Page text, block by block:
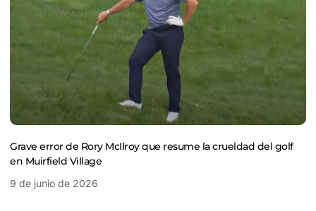
Grave error de Rory McIlroy que resume la crueldad del golf
en Muirfield Village
9 de junio de 2026